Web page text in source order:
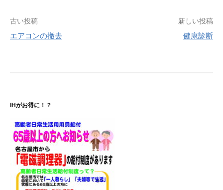
投
稿
シ
ョ
ン
古い投稿
エアコンの撤去
新しい投稿
健康診断
IHがお得に！？